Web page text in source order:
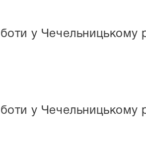
у Чечельницькому
у Чечельницькому